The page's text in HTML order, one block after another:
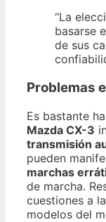
“La
basarse
de sus
Problemas
Es bastante
Mazda CX-3
transmisión
pueden
marchas
de marcha.
cuestiones a
modelos del